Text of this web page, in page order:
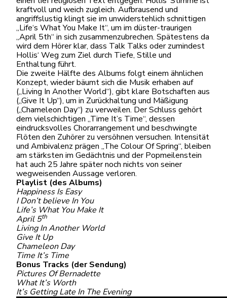
kraftvoll und weich zugleich. Aufbrausend und
angriffslustig klingt sie im unwiderstehlich schnittigen
„Life‘s What You Make It“, um im düster-traurigen
„April 5th“ in sich zusammenzubrechen. Spätestens da
wird dem Hörer klar, dass Talk Talks oder zumindest
Hollis‘ Weg zum Ziel durch Tiefe, Stille und
Enthaltung führt.
Die zweite Hälfte des Albums folgt einem ähnlichen
Konzept, wieder bäumt sich die Musik erhaben auf
(„Living In Another World“), gibt klare Botschaften aus
(„Give It Up“), um in Zurückhaltung und Mäßigung
(„Chameleon Day“) zu verweilen. Der Schluss gehört
dem vielschichtigen „Time It’s Time“, dessen
eindrucksvolles Chorarrangement und beschwingte
Flöten den Zuhörer zu versöhnen versuchen. Intensität
und Ambivalenz prägen „The Colour Of Spring“, bleiben
am stärksten im Gedächtnis und der Popmeilenstein
hat auch 25 Jahre später noch nichts von seiner
wegweisenden Aussage verloren.
Playlist (des Albums)
Happiness Is Easy
I Don’t believe In You
Life’s What You Make It
April 5th
Living In Another World
Give It Up
Chameleon Day
Time It’s Time
Bonus Tracks (der Sendung)
Pictures Of Bernadette
What It’s Worth
It’s Getting Late In The Evening